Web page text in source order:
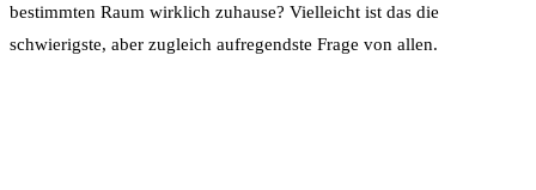
bestimmten Raum wirklich zuhause? Vielleicht ist das die
schwierigste, aber zugleich aufregendste Frage von allen.